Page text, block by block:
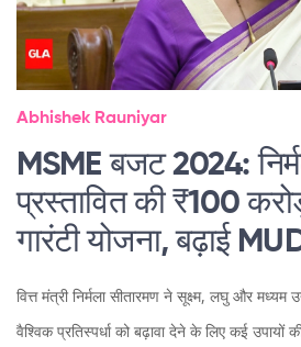
Abhishek Rauniyar
MSME बजट 2024:
प्रस्तावित की ₹100
गारंटी योजना, बढ़ाई
वित्त मंत्री निर्मला सीतारमण ने सूक्ष्म, लघु और
वैश्विक प्रतिस्पर्धा को बढ़ावा देने के लिए कई उपायों